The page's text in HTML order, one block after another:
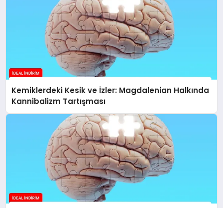
Kemiklerdeki Kesik ve İzler: Magdalenian Halkında
Kannibalizm Tartışması